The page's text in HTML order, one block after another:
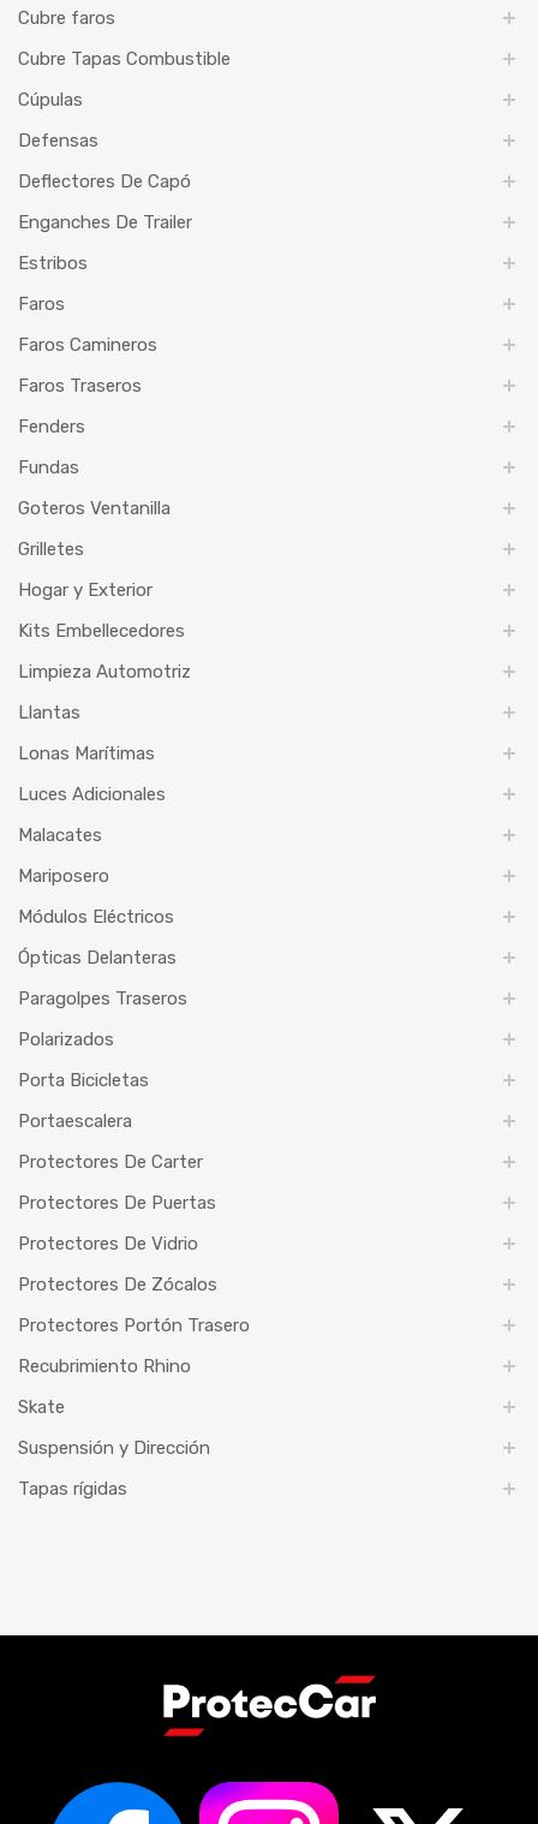
Cubre faros
Cubre Tapas Combustible
Cúpulas
Defensas
Deflectores De Capó
Enganches De Trailer
Estribos
Faros
Faros Camineros
Faros Traseros
Fenders
Fundas
Goteros Ventanilla
Grilletes
Hogar y Exterior
Kits Embellecedores
Limpieza Automotriz
Llantas
Lonas Marítimas
Luces Adicionales
Malacates
Mariposero
Módulos Eléctricos
Ópticas Delanteras
Paragolpes Traseros
Polarizados
Porta Bicicletas
Portaescalera
Protectores De Carter
Protectores De Puertas
Protectores De Vidrio
Protectores De Zócalos
Protectores Portón Trasero
Recubrimiento Rhino
Skate
Suspensión y Dirección
Tapas rígidas